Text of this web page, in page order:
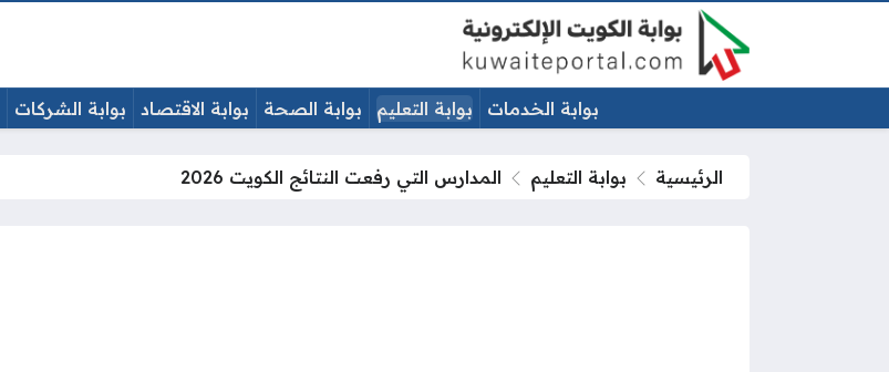
بوابة الخدمات بوابة التعليم بوابة الصحة بوابة الاقتصاد بوابة الشركات
الرئيسية بوابة التعليم المدارس التي رفعت النتائج الكويت 2026